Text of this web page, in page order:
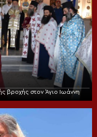
βροχής στον Άγιο Ιωάννη